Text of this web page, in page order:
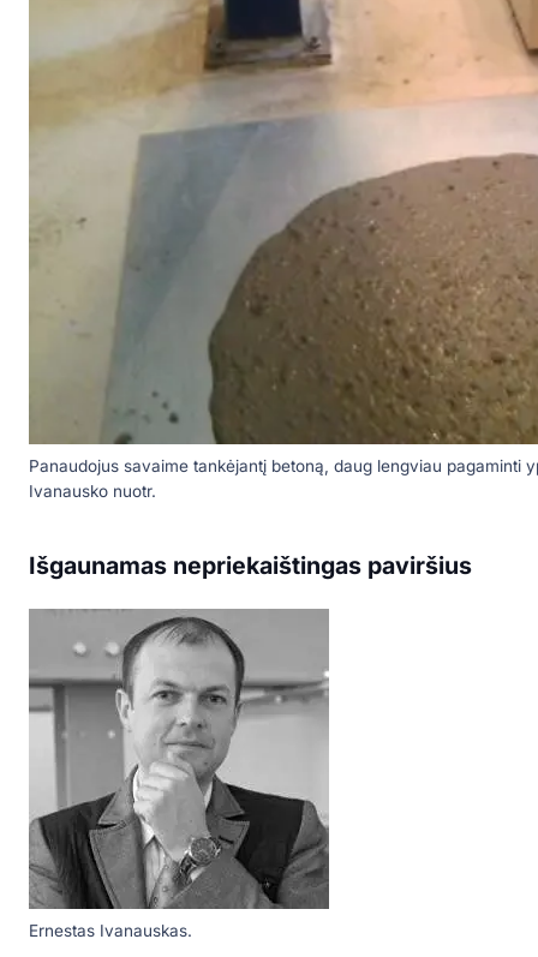
Panaudojus savaime tankėjantį betoną, daug lengviau pagaminti
Ivanausko nuotr.
Išgaunamas nepriekaištingas paviršius
Ernestas Ivanauskas.